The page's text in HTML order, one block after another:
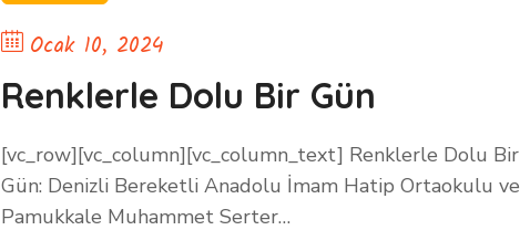
Ocak 10, 2024
Renklerle Dolu Bir Gün
[vc_row][vc_column][vc_column_text] Renklerle Dolu Bir
Gün: Denizli Bereketli Anadolu İmam Hatip Ortaokulu ve
Pamukkale Muhammet Serter…